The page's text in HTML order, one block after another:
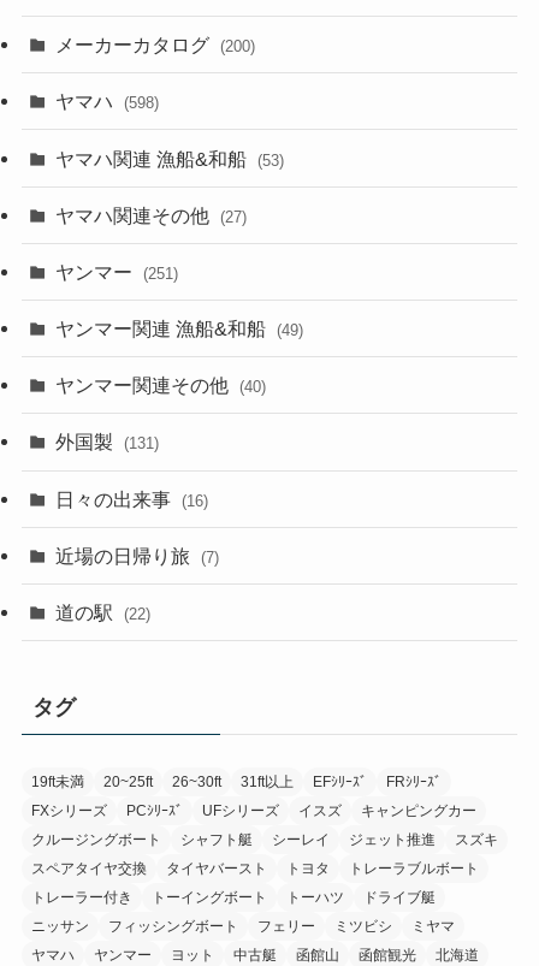
メーカーカタログ (200)
ヤマハ (598)
ヤマハ関連 漁船&和船 (53)
ヤマハ関連その他 (27)
ヤンマー (251)
ヤンマー関連 漁船&和船 (49)
ヤンマー関連その他 (40)
外国製 (131)
日々の出来事 (16)
近場の日帰り旅 (7)
道の駅 (22)
タグ
19ft未満 20~25ft 26~30ft 31ft以上 EFｼﾘｰｽﾞ
FRｼﾘｰｽﾞ
FXシリーズ
PCｼﾘｰｽﾞ UFシリーズ イスズ
キャンピングカー
クルージングボート
シャフト艇 シーレイ ジェット推進
スズキ
スペアタイヤ交換
タイヤバースト トヨタ
トレーラブルボート
トレーラー付き
トーイングボート トーハツ
ドライブ艇
ニッサン
フィッシングボート フェリー ミツビシ
ミヤマ
ヤマハ
ヤンマー ヨット 中古艇 函館山 函館観光
北海道